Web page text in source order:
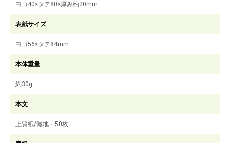
ヨコ40×タテ80×厚み約20mm
表紙サイズ
ヨコ56×タテ84mm
本体重量
約30g
本文
上質紙/無地・50枚